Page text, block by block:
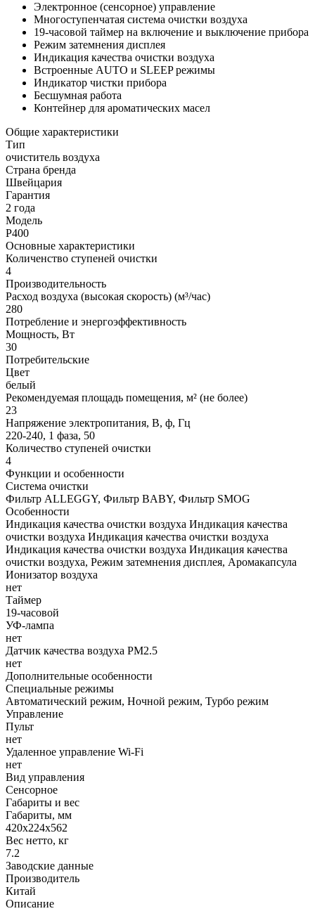
Электронное (сенсорное) управление
Многоступенчатая система очистки воздуха
19-часовой таймер на включение и выключение прибора
Режим затемнения дисплея
Индикация качества очистки воздуха
Встроенные AUTO и SLEEP режимы
Индикатор чистки прибора
Бесшумная работа
Контейнер для ароматических масел
Общие характеристики
Тип
очиститель воздуха
Страна бренда
Швейцария
Гарантия
2 года
Модель
P400
Основные характеристики
Количенство ступеней очистки
4
Производительность
Расход воздуха (высокая скорость) (м³/час)
280
Потребление и энергоэффективность
Мощность, Вт
30
Потребительские
Цвет
белый
Рекомендуемая площадь помещения, м² (не более)
23
Напряжение электропитания, В, ф, Гц
220-240, 1 фаза, 50
Количество ступеней очистки
4
Функции и особенности
Система очистки
Фильтр ALLEGGY, Фильтр BABY, Фильтр SMOG
Особенности
Индикация качества очистки воздуха Индикация качества
очистки воздуха Индикация качества очистки воздуха
Индикация качества очистки воздуха Индикация качества
очистки воздуха, Режим затемнения дисплея, Аромакапсула
Ионизатор воздуха
нет
Таймер
19-часовой
УФ-лампа
нет
Датчик качества воздуха PM2.5
нет
Дополнительные особенности
Специальные режимы
Автоматический режим, Ночной режим, Турбо режим
Управление
Пульт
нет
Удаленное управление Wi-Fi
нет
Вид управления
Сенсорное
Габариты и вес
Габариты, мм
420x224x562
Вес нетто, кг
7.2
Заводские данные
Производитель
Китай
Описание